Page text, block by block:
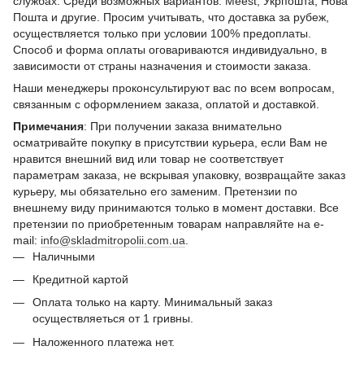
Пошта и другие. Просим учитывать, что доставка за рубеж,
осуществляется только при условии 100% предоплаты.
Способ и форма оплаты оговариваются индивидуально, в
зависимости от страны назначения и стоимости заказа.
Наши менеджеры проконсультируют вас по всем вопросам,
связанным с оформлением заказа, оплатой и доставкой.
Примечания: При получении заказа внимательно
осматривайте покупку в присутствии курьера, если Вам не
нравится внешний вид или товар не соответствует
параметрам заказа, не вскрывая упаковку, возвращайте заказ
курьеру, мы обязательно его заменим. Претензии по
внешнему виду принимаются только в момент доставки. Все
претензии по приобретенным товарам направляйте на e-
mail: info@skladmitropolii.com.ua
Наличными
Кредитной картой
Оплата только на карту. Минимальный заказ
осуществляеться от 1 гривны.
Наложенного платежа нет.